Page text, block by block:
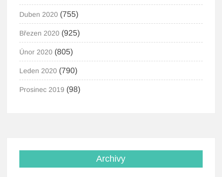
Duben 2020 (755)
Březen 2020 (925)
Únor 2020 (805)
Leden 2020 (790)
Prosinec 2019 (98)
Archivy